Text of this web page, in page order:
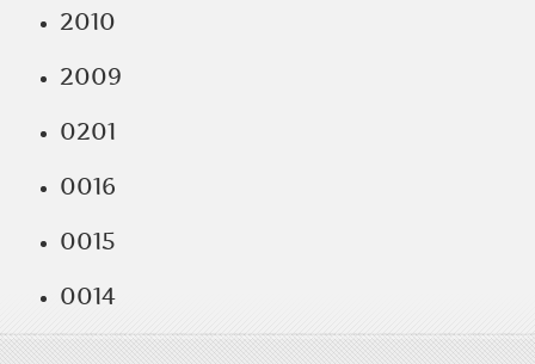
2010
2009
0201
0016
0015
0014